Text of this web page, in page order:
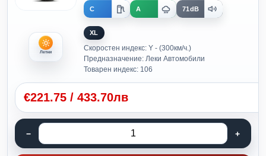
Летни
C A 71dB
XL
Скоростен индекс: Y - (300км/ч.)
Предназначение: Леки Автомобили
Товарен индекс: 106
€221.75 / 433.70лв